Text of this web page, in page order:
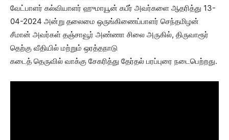
வேட்பாளர் கல்வியாளர் ஹுமாயூன் கபீர் அவர்களை ஆதரித்து 13-
04-2024 அன்று தலைமை ஒருங்கிணைப்பாளர் செந்தமிழன்
சீமான் அவர்கள் தஞ்சாவூர் அண்ணா சிலை அருகில், திருவாரூர்
தெற்கு வீதியில் மற்றும் ஒரத்தநாடு
கடைத் தெருவில் வாக்கு சேகரித்து தேர்தல் பரப்புரை நடைபெற்றது.